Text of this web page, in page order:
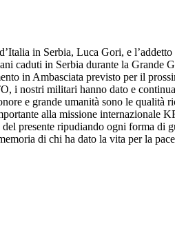
in Serbia, Luca Gori, e
caduti in Serbia durante la Grande
in Ambasciata previsto per il
i nostri militari hanno dato e
e grande umanità sono le qualità
alla missione internazionale
presente ripudiando ogni forma di
di chi ha dato la vita per la